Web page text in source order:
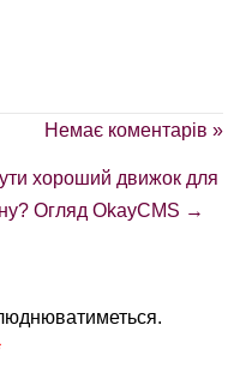
Немає коментарів »
хороший движок для
Огляд OkayCMS →